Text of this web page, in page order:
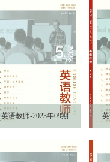
英语教师-2023年09期